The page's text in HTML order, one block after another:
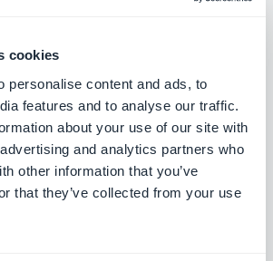
cookies
personalise content and ads, to
features and to analyse our traffic.
about your use of our site with
and analytics partners who
other information that you’ve
that they’ve collected from your use
del codice
a
cambiamento
Un back-office
per operare ogni
giorno